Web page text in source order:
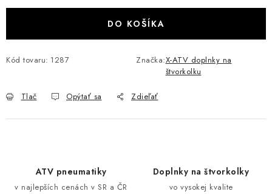
YAMAHA GRIZZLY 550/660/700
SUZUKI KINGQUAD 700/750 LTA
CAN AM OUTLANDER 570/650/800/1000
CF MOTO 800/850 GLADIATOR X8
DO KOŠÍKA
Kód tovaru: 1287 Značka:X-ATV doplnky na
štvorkolku
Tlač Opýtať sa Zdieľať
ATV pneumatiky
v najlepších cenách v SR a ČR
Doplnky na štvorkolky
vo vysokej kvalite